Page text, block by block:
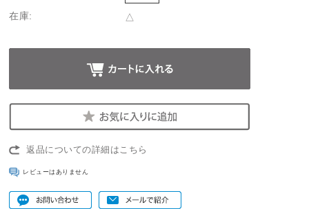
在庫: △
返品についての詳細はこちら
レビューはありません